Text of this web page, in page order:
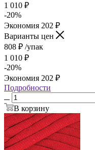
1 010 ₽
-20%
Экономия 202 ₽
Варианты цен
808 ₽ /упак
1 010 ₽
-20%
Экономия 202 ₽
Подробности
В корзину